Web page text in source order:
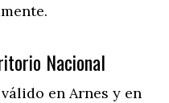
Nacional
en Arnes y en